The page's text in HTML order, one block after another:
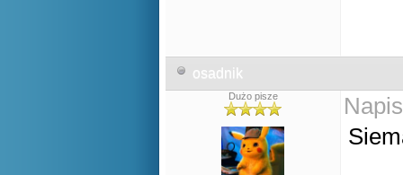
osadnik
Dużo pisze